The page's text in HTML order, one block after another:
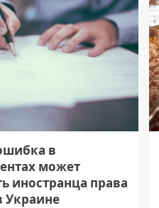
в
может
иностранца права
Украине